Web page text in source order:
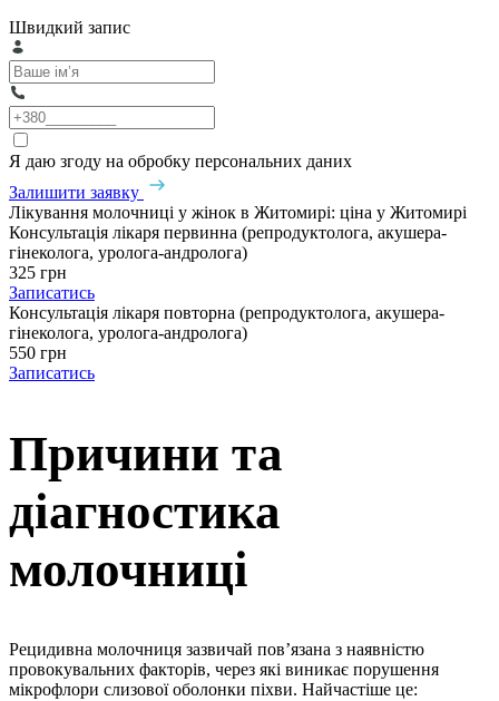
Швидкий запис
Я даю згоду на обробку персональних даних
Залишити заявку
Лікування молочниці у жінок в Житомирі: ціна у Житомирі
Консультація лікаря первинна (репродуктолога, акушера-
гінеколога, уролога-андролога)
325 грн
Записатись
Консультація лікаря повторна (репродуктолога, акушера-
гінеколога, уролога-андролога)
550 грн
Записатись
Причини та
діагностика
молочниці
Рецидивна молочниця зазвичай пов’язана з наявністю
провокувальних факторів, через які виникає порушення
мікрофлори слизової оболонки піхви. Найчастіше це: